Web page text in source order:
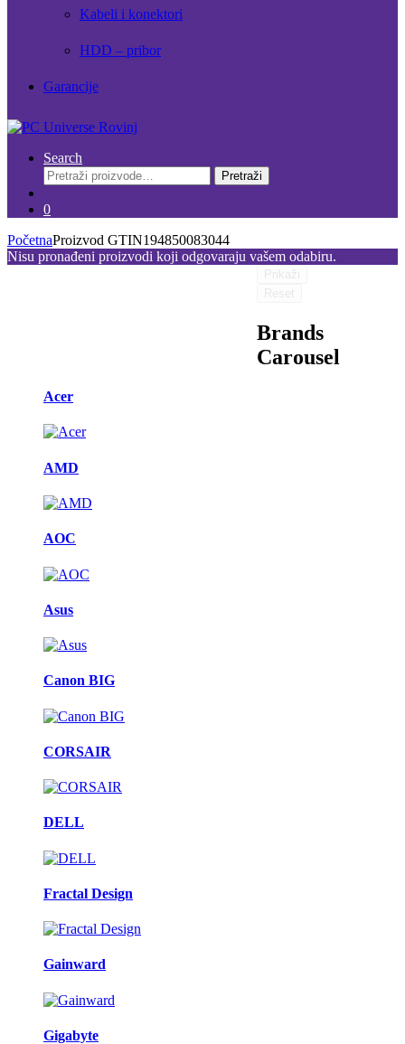
Kabeli i konektori
HDD – pribor
Garancije
Search
Pretraži:
Pretraži
0
PočetnaProizvod GTIN194850083044
Nisu pronađeni proizvodi koji odgovaraju vašem odabiru.
Brands
Carousel
Acer
AMD
AOC
Asus
Canon BIG
CORSAIR
DELL
Fractal Design
Gainward
Gigabyte